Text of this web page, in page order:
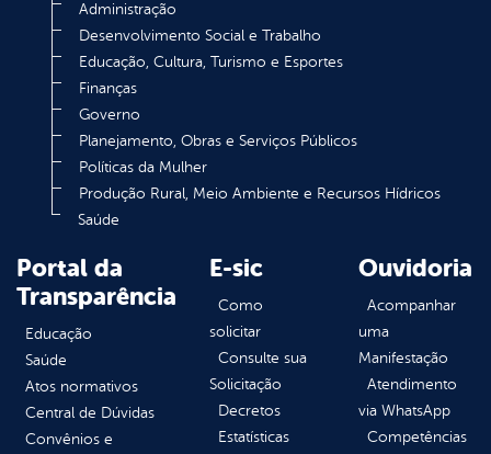
Administração
Desenvolvimento Social e Trabalho
Educação, Cultura, Turismo e Esportes
Finanças
Governo
Planejamento, Obras e Serviços Públicos
Políticas da Mulher
Produção Rural, Meio Ambiente e Recursos Hídricos
Saúde
Portal da
Transparência
Educação
Saúde
Atos normativos
Central de Dúvidas
Convênios e
E-sic
Como
solicitar
Consulte sua
Solicitação
Decretos
Estatísticas
Ouvidoria
Acompanhar
uma
Manifestação
Atendimento
via WhatsApp
Competências